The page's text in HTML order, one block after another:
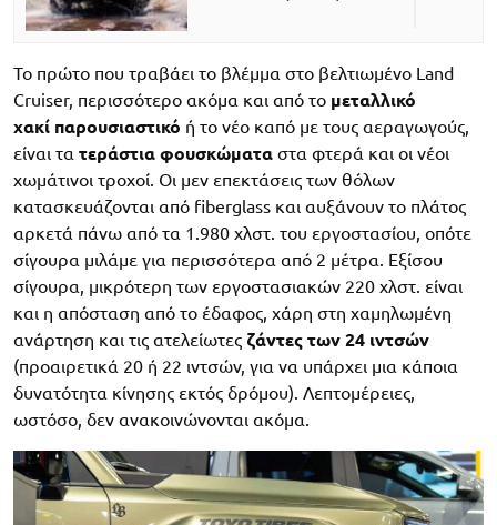
Το πρώτο που τραβάει το βλέμμα στο βελτιωμένο Land
Cruiser, περισσότερο ακόμα και από το μεταλλικό
χακί παρουσιαστικό ή το νέο καπό με τους αεραγωγούς,
είναι τα τεράστια φουσκώματα στα φτερά και οι νέοι
χωμάτινοι τροχοί. Οι μεν επεκτάσεις των θόλων
κατασκευάζονται από fiberglass και αυξάνουν το πλάτος
αρκετά πάνω από τα 1.980 χλστ. του εργοστασίου, οπότε
σίγουρα μιλάμε για περισσότερα από 2 μέτρα. Εξίσου
σίγουρα, μικρότερη των εργοστασιακών 220 χλστ. είναι
και η απόσταση από το έδαφος, χάρη στη χαμηλωμένη
ανάρτηση και τις ατελείωτες ζάντες των 24 ιντσών
(προαιρετικά 20 ή 22 ιντσών, για να υπάρχει μια κάποια
δυνατότητα κίνησης εκτός δρόμου). Λεπτομέρειες,
ωστόσο, δεν ανακοινώνονται ακόμα.